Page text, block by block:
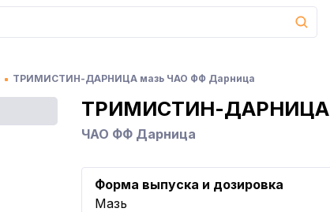
ТРИМИСТИН-ДАРНИЦА мазь ЧАО ФФ Дарница
ТРИМИСТИН-ДАРНИЦА
ЧАО ФФ Дарница
Форма выпуска и дозировка
Мазь